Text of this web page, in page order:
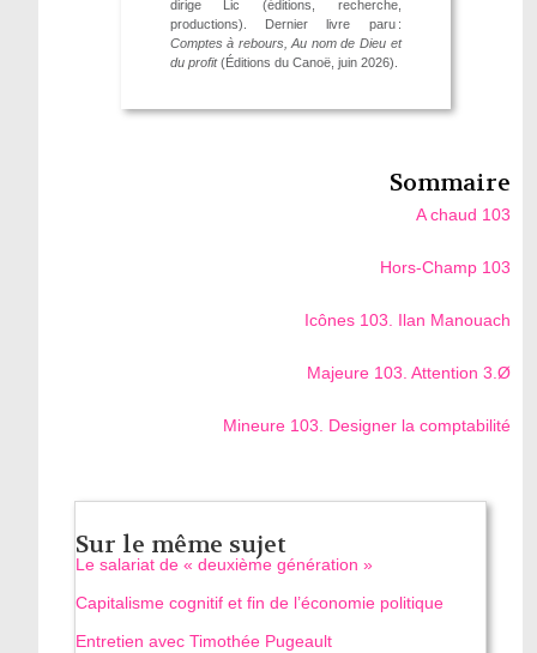
dirige Lic (éditions, recherche,
productions). Dernier livre paru :
Comptes à rebours, Au nom de Dieu et
du profit(Éditions du Canoë, juin 2026).
Sommaire
A chaud 103
Hors-Champ 103
Icônes 103. Ilan Manouach
Majeure 103. Attention 3.Ø
Mineure 103. Designer la comptabilité
Sur le même sujet
Le salariat de « deuxième génération »
Capitalisme cognitif et fin de l’économie politique
Entretien avec Timothée Pugeault